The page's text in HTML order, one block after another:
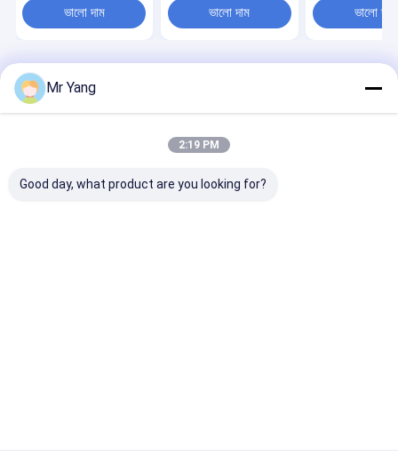
Winch
ভালো দাম ভালো দাম ভালো দাম
বাড়ি
সম্পর্কে
সাইট ম্যাপ
Privacy Policy
চীন কারখানা.Copyright © 2026 HUBEI CHENGLI
SPECIAL AUTOMOBILE CO,.LTD. All Rights Reserved.
Mr Yang
2:19 PM
Good day, what product are you looking for?